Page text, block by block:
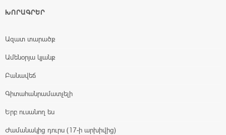
ԽՈՐԱԳՐԵՐ
Ազատ տարածք
Ամենօրյա կյանք
Բանավեճ
Գիտահանրամատչելի
Երբ ուսանող ես
Ժամանակից դուրս (17-ի արխիվից)